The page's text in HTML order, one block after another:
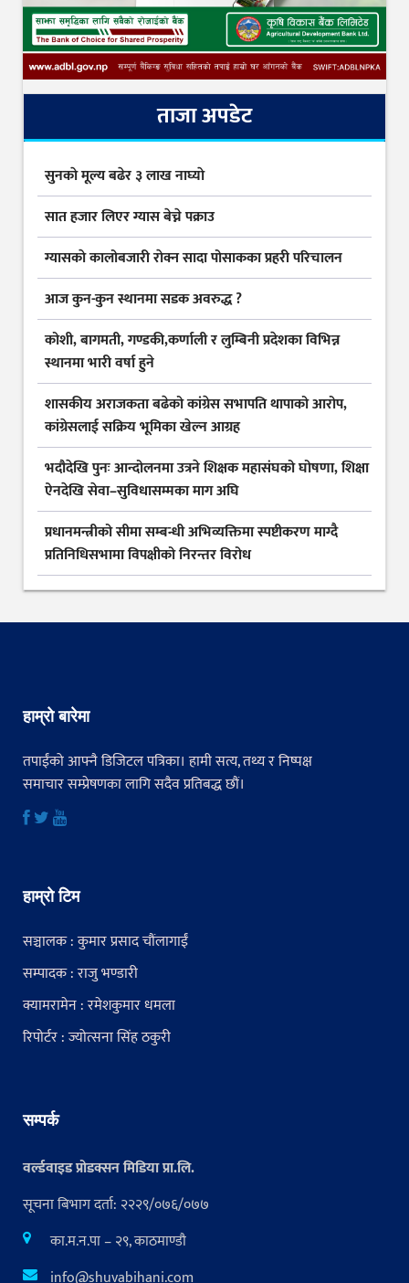
ताजा अपडेट
सुनकाे मूल्य बढेर ३ लाख नाघ्याे
सात हजार लिएर ग्यास बेच्ने पक्राउ
ग्यासकाे कालोबजारी राेक्न सादा पोसाकका प्रहरी परिचालन
आज कुन-कुन स्थानमा सडक अवरुद्ध ?
कोशी, बागमती, गण्डकी,कर्णाली र लुम्बिनी प्रदेशका विभिन्न
स्थानमा भारी वर्षा हुने
शासकीय अराजकता बढेको कांग्रेस सभापति थापाको आरोप,
कांग्रेसलाई सक्रिय भूमिका खेल्न आग्रह
भदौदेखि पुनः आन्दोलनमा उत्रने शिक्षक महासंघको घोषणा, शिक्षा
ऐनदेखि सेवा–सुविधासम्मका माग अघि
प्रधानमन्त्रीको सीमा सम्बन्धी अभिव्यक्तिमा स्पष्टीकरण माग्दै
प्रतिनिधिसभामा विपक्षीको निरन्तर विरोध
हाम्रो बारेमा
तपाईंको आफ्नै डिजिटल पत्रिका। हामी सत्य, तथ्य र निष्पक्ष
समाचार सम्प्रेषणका लागि सदैव प्रतिबद्ध छौं।
हाम्रो टिम
सञ्चालक : कुमार प्रसाद चौंलागाईं
सम्पादक : राजु भण्डारी
क्यामरामेन : रमेशकुमार धमला
रिपोर्टर : ज्योत्सना सिंह ठकुरी
सम्पर्क
वर्ल्डवाइड प्रोडक्सन मिडिया प्रा.लि.
सूचना बिभाग दर्ता: २२२९/०७६/०७७
का.म.न.पा – २९, काठमाण्डौ
info@shuvabihani.com